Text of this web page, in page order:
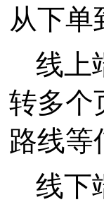
从下
线上
转多个
路线等
线下